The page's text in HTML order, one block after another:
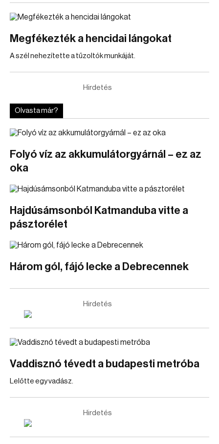
Megfékezték a hencidai lángokat
A szél nehezítette a tűzoltók munkáját.
Hirdetés
Olvasta már?
Folyó víz az akkumulátorgyárnál – ez az
oka
Hajdúsámsonból Katmanduba vitte a
pásztorélet
Három gól, fájó lecke a Debrecennek
Hirdetés
Vaddisznó tévedt a budapesti metróba
Lelőtte egy vadász.
Hirdetés